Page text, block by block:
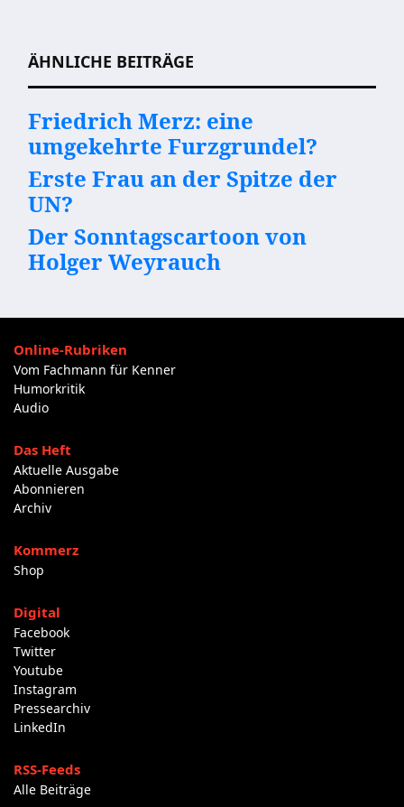
ÄHNLICHE BEITRÄGE
Friedrich Merz: eine
umgekehrte Furzgrundel?
Erste Frau an der Spitze der
UN?
Der Sonntagscartoon von
Holger Weyrauch
Online-Rubriken
Vom Fachmann für Kenner
Humorkritik
Audio
Das Heft
Aktuelle Ausgabe
Abonnieren
Archiv
Kommerz
Shop
Digital
Facebook
Twitter
Youtube
Instagram
Pressearchiv
LinkedIn
RSS-Feeds
Alle Beiträge